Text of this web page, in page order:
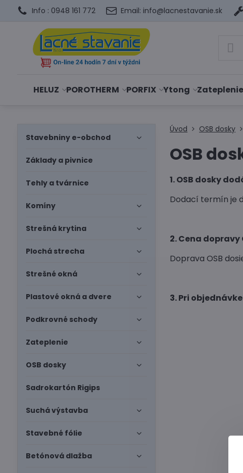
Info : 0948 161 772 Email: info@lacnestavanie.sk
HELUZ POROTHERM PORFIX Ytong Zateplenie
Úvod OSB dosky
OSB
1. OSB dosky
Dodací termín je
2. Cena dopravy
Doprava OSB
3. Pri
Stavebniny e-obchod
Základy a pivnice
Tehly a tvárnice
Komíny
Strešná krytina
Plochá strecha
Strešné okná
Plastové okná a dvere
Podkrovné schody
Zateplenie
OSB dosky
Sadrokartón Rigips
Suchá výstavba
Stavebné fólie
Betónová dlažba